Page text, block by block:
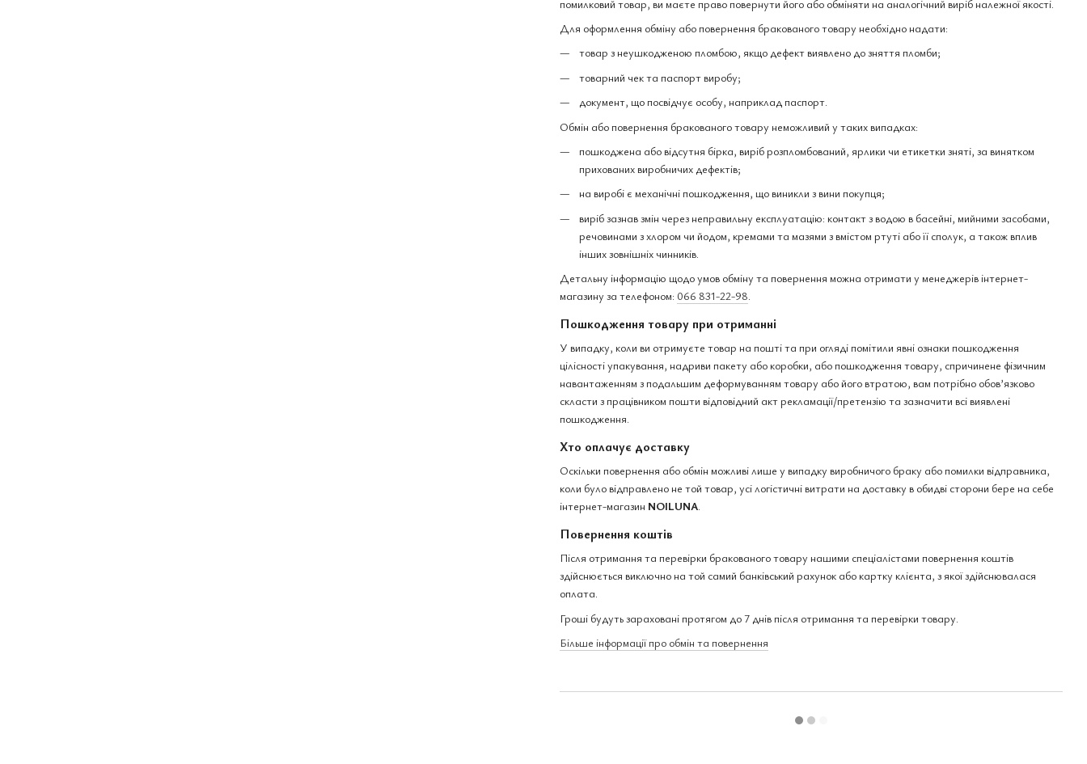
помилковий товар, ви маєте право повернути його або обміняти на аналогічний виріб належної якості.
Для оформлення обміну або повернення бракованого товару необхідно надати:
товар з неушкодженою пломбою, якщо дефект виявлено до зняття пломби;
товарний чек та паспорт виробу;
документ, що посвідчує особу, наприклад паспорт.
Обмін або повернення бракованого товару неможливий у таких випадках:
пошкоджена або відсутня бірка, виріб розпломбований, ярлики чи етикетки зняті, за винятком
прихованих виробничих дефектів;
на виробі є механічні пошкодження, що виникли з вини покупця;
виріб зазнав змін через неправильну експлуатацію: контакт з водою в басейні, мийними засобами,
речовинами з хлором чи йодом, кремами та мазями з вмістом ртуті або її сполук, а також вплив
інших зовнішніх чинників.
Детальну інформацію щодо умов обміну та повернення можна отримати у менеджерів інтернет-
магазину за телефоном: 066 831-22-98.
Пошкодження товару при отриманні
У випадку, коли ви отримуєте товар на пошті та при огляді помітили явні ознаки пошкодження
цілісності упакування, надриви пакету або коробки, або пошкодження товару, спричинене фізичним
навантаженням з подальшим деформуванням товару або його втратою, вам потрібно обов’язково
скласти з працівником пошти відповідний акт рекламації/претензію та зазначити всі виявлені
пошкодження.
Хто оплачує доставку
Оскільки повернення або обмін можливі лише у випадку виробничого браку або помилки відправника,
коли було відправлено не той товар, усі логістичні витрати на доставку в обидві сторони бере на себе
інтернет-магазин NOILUNA.
Повернення коштів
Після отримання та перевірки бракованого товару нашими спеціалістами повернення коштів
здійснюється виключно на той самий банківський рахунок або картку клієнта, з якої здійснювалася
оплата.
Гроші будуть зараховані протягом до 7 днів після отримання та перевірки товару.
Більше інформації про обмін та повернення